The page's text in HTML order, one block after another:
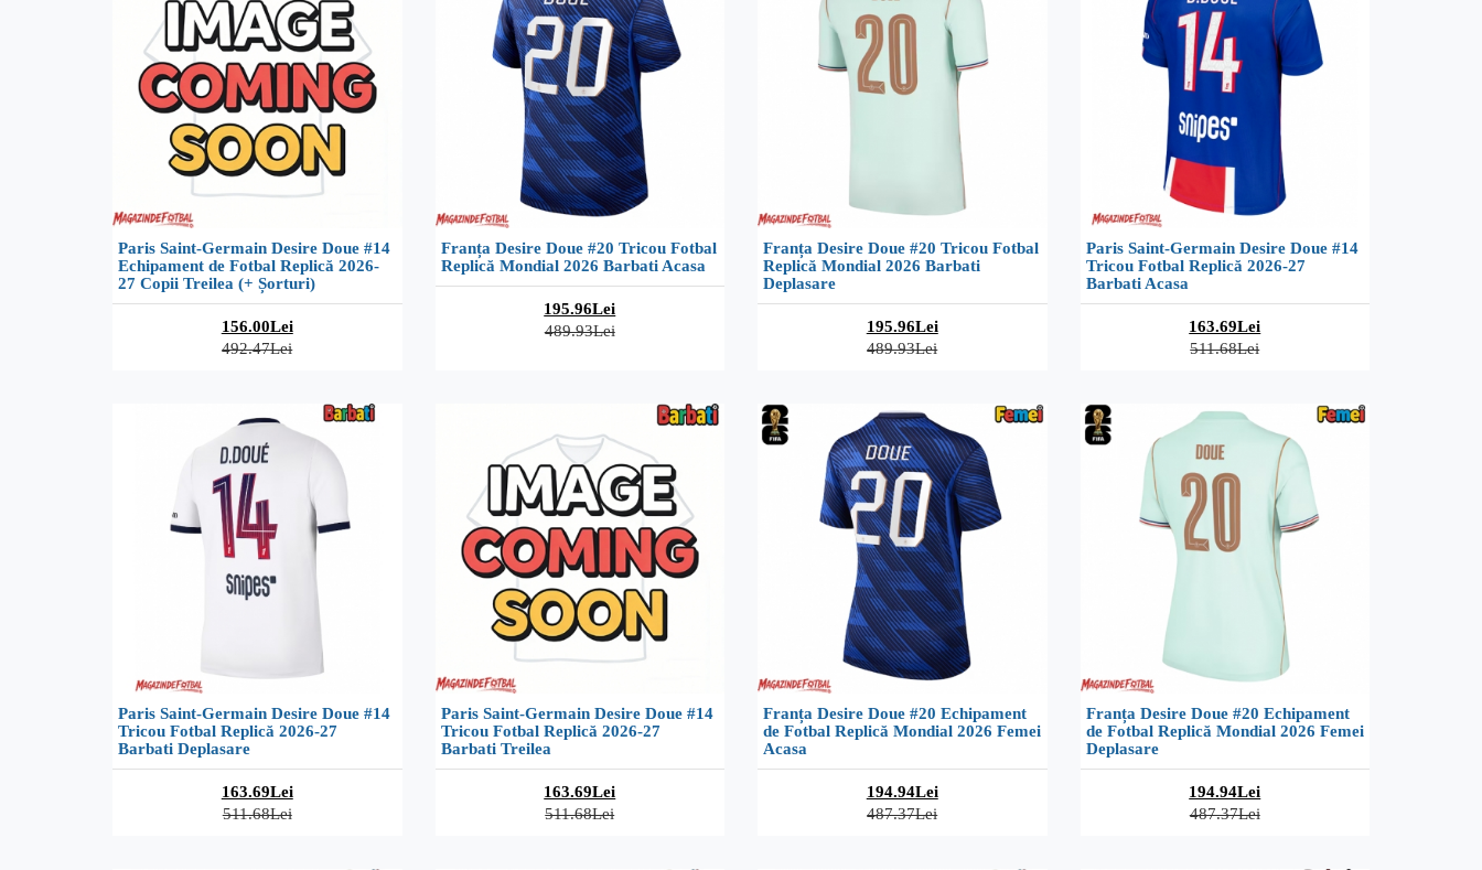
Paris Saint-Germain Desire Doue #14
Echipament de Fotbal Replică 2026-
27 Copii Treilea (+ Șorturi)
156.00Lei
492.47Lei
Franța Desire Doue #20 Tricou Fotbal
Replică Mondial 2026 Barbati Acasa
195.96Lei
489.93Lei
Franța Desire Doue #20 Tricou Fotbal
Replică Mondial 2026 Barbati
Deplasare
195.96Lei
489.93Lei
Paris Saint-Germain Desire Doue #14
Tricou Fotbal Replică 2026-27
Barbati Acasa
163.69Lei
511.68Lei
Paris Saint-Germain Desire Doue #14
Tricou Fotbal Replică 2026-27
Barbati Deplasare
163.69Lei
511.68Lei
Paris Saint-Germain Desire Doue #14
Tricou Fotbal Replică 2026-27
Barbati Treilea
163.69Lei
511.68Lei
Franța Desire Doue #20 Echipament
de Fotbal Replică Mondial 2026 Femei
Acasa
194.94Lei
487.37Lei
Franța Desire Doue #20 Echipament
de Fotbal Replică Mondial 2026 Femei
Deplasare
194.94Lei
487.37Lei